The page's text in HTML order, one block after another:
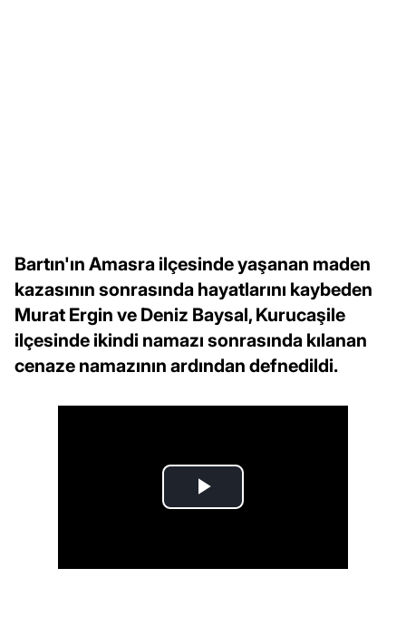
Bartın'ın Amasra ilçesinde yaşanan maden
kazasının sonrasında hayatlarını kaybeden
Murat Ergin ve Deniz Baysal, Kurucaşile
ilçesinde ikindi namazı sonrasında kılanan
cenaze namazının ardından defnedildi.